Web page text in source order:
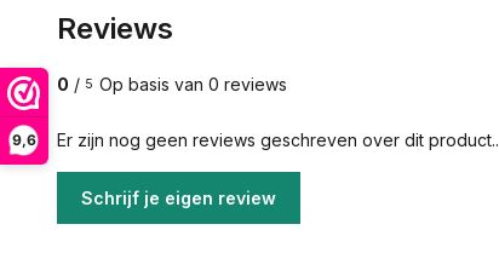
9,6
Reviews
0 / 5 Op basis van 0 reviews
Er zijn nog geen reviews geschreven over dit product..
Schrijf je eigen review